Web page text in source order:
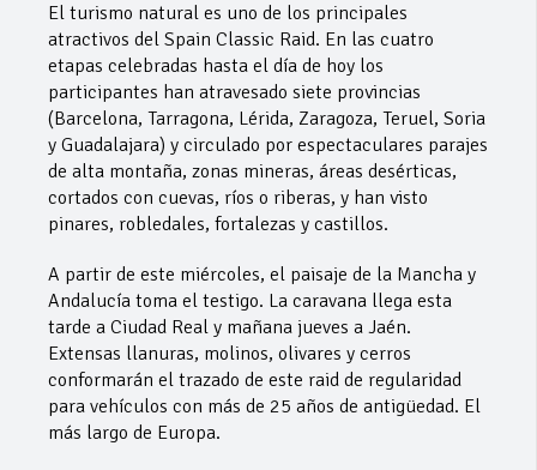
El turismo natural es uno de los principales
atractivos del Spain Classic Raid. En las cuatro
etapas celebradas hasta el día de hoy los
participantes han atravesado siete provincias
(Barcelona, Tarragona, Lérida, Zaragoza, Teruel, Soria
y Guadalajara) y circulado por espectaculares parajes
de alta montaña, zonas mineras, áreas desérticas,
cortados con cuevas, ríos o riberas, y han visto
pinares, robledales, fortalezas y castillos.
A partir de este miércoles, el paisaje de la Mancha y
Andalucía toma el testigo. La caravana llega esta
tarde a Ciudad Real y mañana jueves a Jaén.
Extensas llanuras, molinos, olivares y cerros
conformarán el trazado de este raid de regularidad
para vehículos con más de 25 años de antigüedad. El
más largo de Europa.